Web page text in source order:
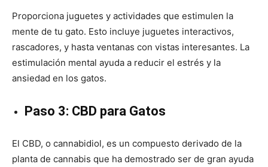
Proporciona juguetes y actividades que estimulen la
mente de tu gato. Esto incluye juguetes interactivos,
rascadores, y hasta ventanas con vistas interesantes. La
estimulación mental ayuda a reducir el estrés y la
ansiedad en los gatos.
Paso 3: CBD para Gatos
El CBD, o cannabidiol, es un compuesto derivado de la
planta de cannabis que ha demostrado ser de gran ayuda